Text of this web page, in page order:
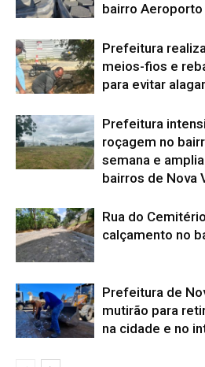
bairro Aeroporto
Prefeitura
meios-fios e
para evitar
Prefeitura
roçagem no
semana e
bairros de Nova
Rua do
calçamento no
Prefeitura de
mutirão para
na cidade e no